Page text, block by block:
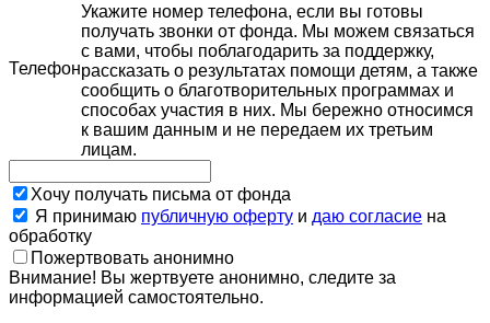
Телефон
Укажите номер телефона, если вы готовы
получать звонки от фонда. Мы можем связаться
с вами, чтобы поблагодарить за поддержку,
рассказать о результатах помощи детям, а также
сообщить о благотворительных программах и
способах участия в них. Мы бережно относимся
к вашим данным и не передаем их третьим
лицам.
Хочу получать письма от фонда
Я принимаю публичную оферту и даю согласие на
обработку
Пожертвовать анонимно
Внимание! Вы жертвуете анонимно, следите за
информацией самостоятельно.